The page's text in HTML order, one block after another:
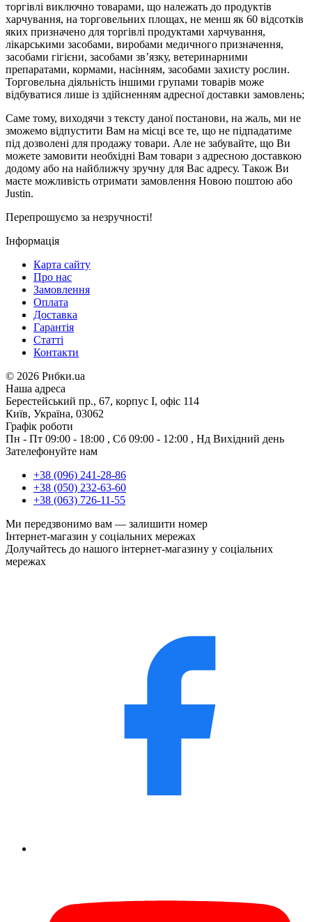
торгівлі виключно товарами, що належать до продуктів
харчування, на торговельних площах, не менш як 60 відсотків
яких призначено для торгівлі продуктами харчування,
лікарськими засобами, виробами медичного призначення,
засобами гігієни, засобами зв’язку, ветеринарними
препаратами, кормами, насінням, засобами захисту рослин.
Торговельна діяльність іншими групами товарів може
відбуватися лише із здійсненням адресної доставки замовлень;
Саме тому, виходячи з тексту даної постанови, на жаль, ми не
зможемо відпустити Вам на місці все те, що не підпадатиме
під дозволені для продажу товари. Але не забувайте, що Ви
можете замовити необхідні Вам товари з адресною доставкою
додому або на найближчу зручну для Вас адресу. Також Ви
маєте можливість отримати замовлення Новою поштою або
Justin.
Перепрошуємо за незручності!
Інформація
Карта сайту
Про нас
Замовлення
Оплата
Доставка
Гарантія
Статті
Контакти
© 2026 Рибки.ua
Наша адреса
Берестейський пр., 67, корпус І, офіс 114
Київ, Україна, 03062
Графік роботи
Пн - Пт 09:00 - 18:00 , Сб 09:00 - 12:00 , Нд Вихідний день
Зателефонуйте нам
+38 (096) 241-28-86
+38 (050) 232-63-60
+38 (063) 726-11-55
Ми передзвонимо вам — залишити номер
Інтернет-магазин у соціальних мережах
Долучайтесь до нашого інтернет-магазину у соціальних
мережах